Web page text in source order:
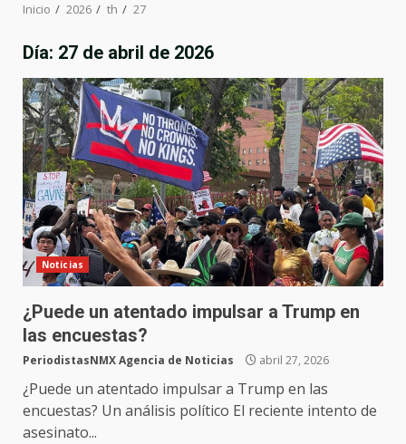
Inicio 2026 th 27
Día: 27 de abril de 2026
Noticias
¿Puede un atentado impulsar a Trump en
las encuestas?
PeriodistasNMX Agencia de Noticias abril 27, 2026
¿Puede un atentado impulsar a Trump en las
encuestas? Un análisis político El reciente intento de
asesinato...